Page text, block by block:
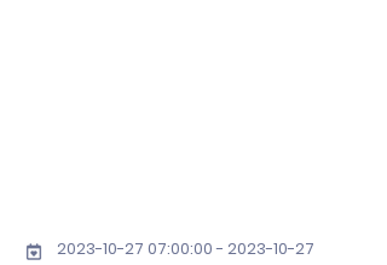
2023-10-27 07:00:00 - 2023-10-27